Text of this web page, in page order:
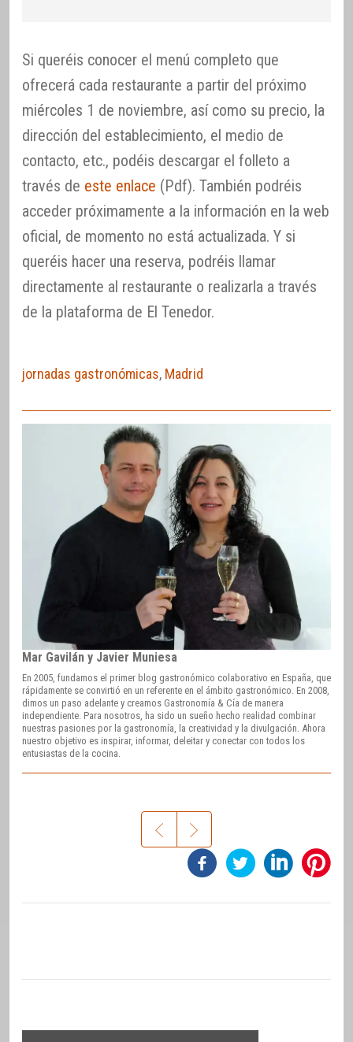
Si queréis conocer el menú completo que
ofrecerá cada restaurante a partir del próximo
miércoles 1 de noviembre, así como su precio, la
dirección del establecimiento, el medio de
contacto, etc., podéis descargar el folleto a
través de este enlace (Pdf). También podréis
acceder próximamente a la información en la web
oficial, de momento no está actualizada. Y si
queréis hacer una reserva, podréis llamar
directamente al restaurante o realizarla a través
de la plataforma de El Tenedor.
jornadas gastronómicas, Madrid
Mar Gavilán y Javier Muniesa
En 2005, fundamos el primer blog gastronómico colaborativo en España, que
rápidamente se convirtió en un referente en el ámbito gastronómico. En 2008,
dimos un paso adelante y creamos Gastronomía & Cía de manera
independiente. Para nosotros, ha sido un sueño hecho realidad combinar
nuestras pasiones por la gastronomía, la creatividad y la divulgación. Ahora
nuestro objetivo es inspirar, informar, deleitar y conectar con todos los
entusiastas de la cocina.